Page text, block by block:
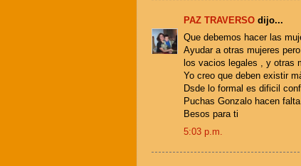
PAZ TRAVERSO dijo...
Que debemos hacer las
Ayudar a otras mujeres
los vacios legales , y otras
Yo creo que deben existir
Dsde lo formal es dificil
Puchas Gonzalo hacen
Besos para ti
5:03 p.m.